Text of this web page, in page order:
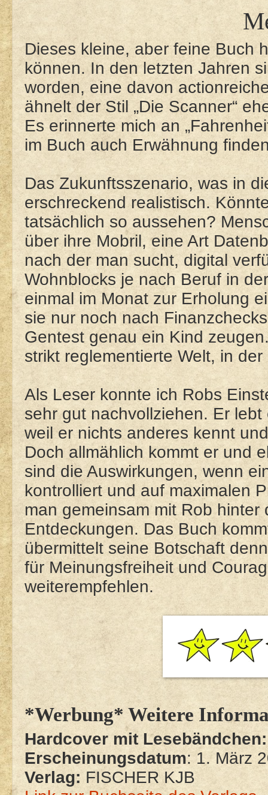
Dieses kleine, aber feine Buch
können. In den letzten Jahren
worden, eine davon
ähnelt der Stil „Die Scanner“
Es erinnerte mich an
im Buch auch Erwähnung
Das Zukunftsszenario, was in
erschreckend realistisch.
tatsächlich so aussehen?
über ihre Mobril, eine Art
nach der man sucht, digital
Wohnblocks je nach Beruf in
einmal im Monat zur Erholung
sie nur noch nach
Gentest genau ein Kind
strikt reglementierte Welt, in
Als Leser konnte ich Robs
sehr gut nachvollziehen. Er
weil er nichts anderes kennt
Doch allmählich kommt er und
sind die Auswirkungen, wenn
kontrolliert und auf maximalen
man gemeinsam mit Rob
Entdeckungen. Das Buch
übermittelt seine Botschaft
für Meinungsfreiheit und
weiterempfehlen.
*Werbung* Weitere
Hardcover mit Lesebändchen:
Erscheinungsdatum: 1. März
Verlag: FISCHER KJB